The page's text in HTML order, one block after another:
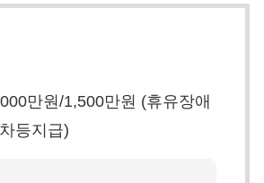
만원/1,500만원 (휴유장애
등지급)